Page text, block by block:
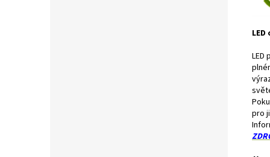
LED
pro